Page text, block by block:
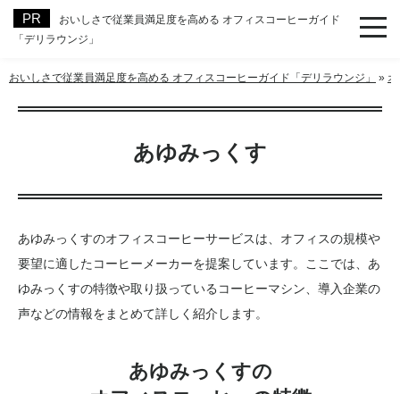
おいしさで従業員満足度を高める オフィスコーヒーガイド
「デリラウンジ」
おいしさで従業員満足度を高める オフィスコーヒーガイド「デリラウンジ」 »
あゆみっくす
あゆみっくすのオフィスコーヒーサービスは、オフィスの規模や
要望に適したコーヒーメーカーを提案しています。ここでは、あ
ゆみっくすの特徴や取り扱っているコーヒーマシン、導入企業の
声などの情報をまとめて詳しく紹介します。
あゆみっくすの